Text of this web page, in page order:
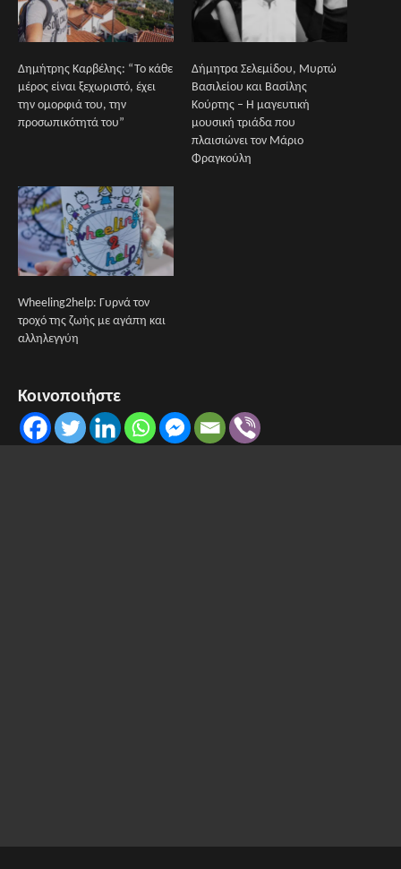
Δημήτρης Καρβέλης: “Το κάθε
μέρος είναι ξεχωριστό, έχει
την ομορφιά του, την
προσωπικότητά του”
Δήμητρα Σελεμίδου, Μυρτώ
Βασιλείου και Βασίλης
Κούρτης – Η μαγευτική
μουσική τριάδα που
πλαισιώνει τον Μάριο
Φραγκούλη
Wheeling2help: Γυρνά τον
τροχό της ζωής με αγάπη και
αλληλεγγύη
Κοινοποιήστε